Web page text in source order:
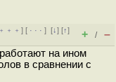
﹢﹢﹢] [ · · ·][↓] [↑]
+ / –
на ином
в сравнении с